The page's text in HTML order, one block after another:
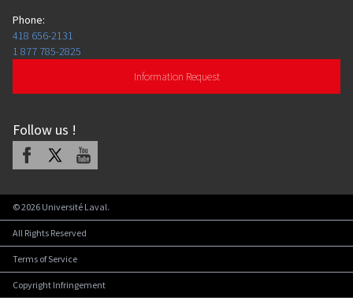
Phone:
418 656-2131
1 877 785-2825
Information Request
Follow us !
Facebook Youtube
©2026 Université Laval.
All Rights Reserved
Terms of Service
Copyright Infringement